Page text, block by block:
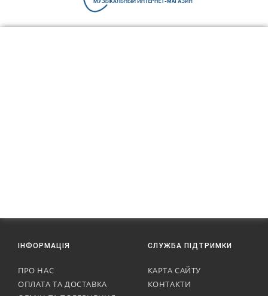
ІНФОРМАЦІЯ
ПРО НАС
ОПЛАТА ТА ДОСТАВКА
СЛУЖБА ПІДТРИМКИ
КАРТА САЙТУ
КОНТАКТИ